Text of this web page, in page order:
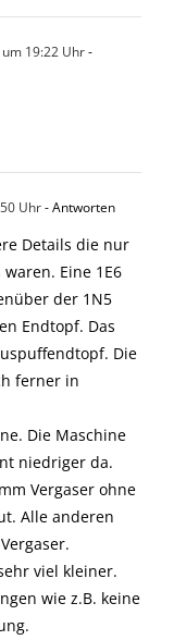
19:22 Uhr-
Uhr- Antworten
Details die nur
Eine 1E6
der 1N5
Endtopf. Das
Die
ferner in
Die Maschine
niedriger da.
Vergaser ohne
Alle anderen
viel kleiner.
wie z.B. keine